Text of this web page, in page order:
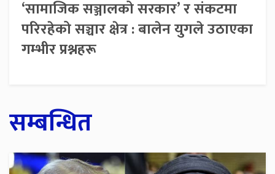
‘सामाजिक सञ्जालको सरकार’ र संकटमा
परिरहेको सञ्चार क्षेत्र : बालेन युगले उठाएका
गम्भीर प्रश्नहरू
सम्बन्धित